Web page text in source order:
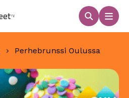
Haku
Perhebrunssi Oulussa